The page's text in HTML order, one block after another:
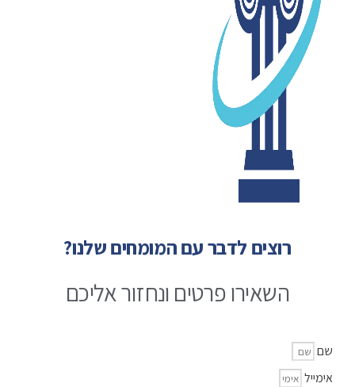
רוצים לדבר עם המומחים שלנו?
השאירו פרטים ונחזור אליכם
שם
אימייל